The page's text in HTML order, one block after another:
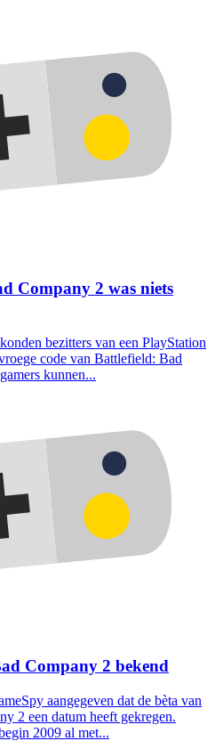
Company 2 was niets
bezitters van een PlayStation
code van Battlefield: Bad
kunnen...
Company 2 bekend
aangegeven dat de bèta van
2 een datum heeft gekregen.
2009 al met...